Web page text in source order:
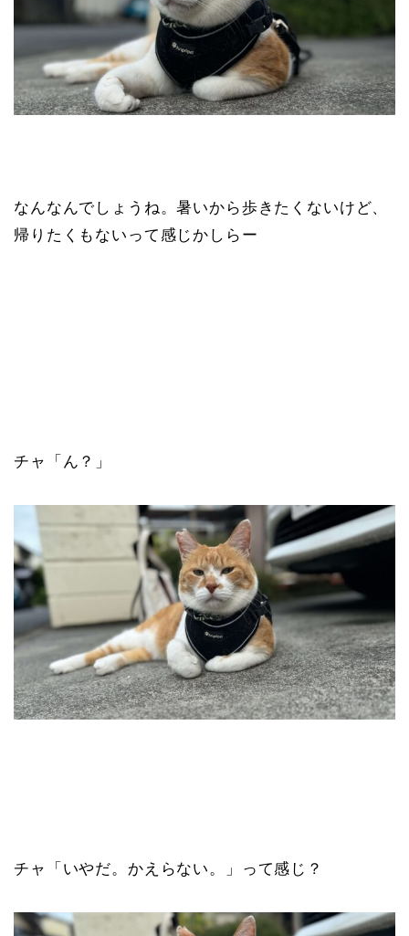
なんなんでしょうね。暑いから歩きたくないけど、
帰りたくもないって感じかしらー
チャ「ん？」
チャ「いやだ。かえらない。」って感じ？